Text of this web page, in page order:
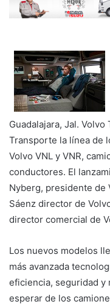
Guadalajara, Jal.
Transporte la línea de
Volvo VNL y VNR,
conductores. El
Nyberg, presidente de
Sáenz director de
director comercial de
Los nuevos modelos
más avanzada
eficiencia, seguridad y
esperar de los